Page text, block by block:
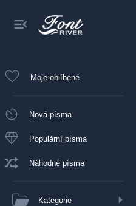
Moje oblíbené
Nová písma
Populární písma
Náhodné písma
Kategorie